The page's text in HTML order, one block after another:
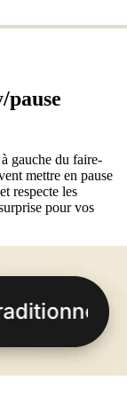
gauche du faire-
mettre en pause
respecte les
pour vos